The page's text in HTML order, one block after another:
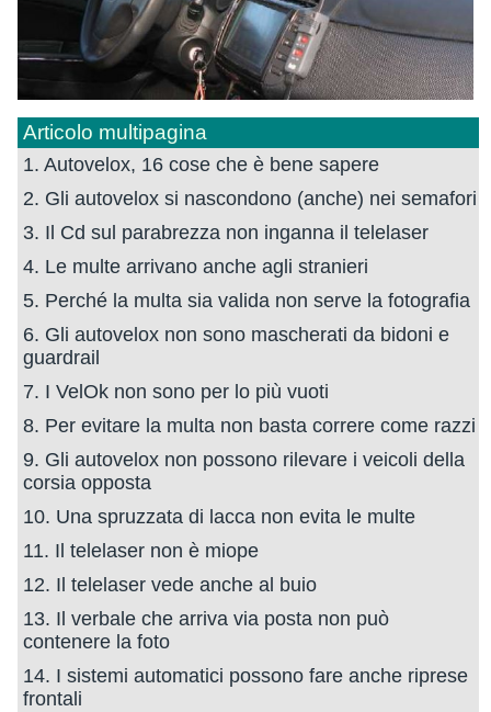
Articolo multipagina
1. Autovelox, 16 cose che è bene sapere
2. Gli autovelox si nascondono (anche) nei semafori
3. Il Cd sul parabrezza non inganna il telelaser
4. Le multe arrivano anche agli stranieri
5. Perché la multa sia valida non serve la fotografia
6. Gli autovelox non sono mascherati da bidoni e
guardrail
7. I VelOk non sono per lo più vuoti
8. Per evitare la multa non basta correre come razzi
9. Gli autovelox non possono rilevare i veicoli della
corsia opposta
10. Una spruzzata di lacca non evita le multe
11. Il telelaser non è miope
12. Il telelaser vede anche al buio
13. Il verbale che arriva via posta non può
contenere la foto
14. I sistemi automatici possono fare anche riprese
frontali